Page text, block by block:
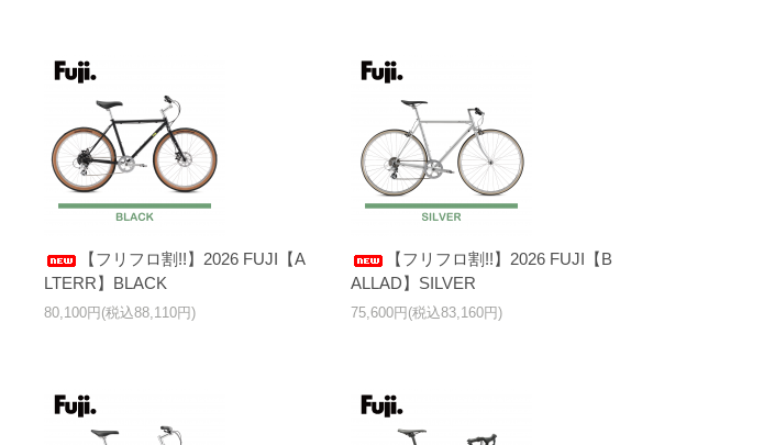
【フリフロ割!!】2026 FUJI【A
LTERR】BLACK
80,100円(税込88,110円)
【フリフロ割!!】2026 FUJI【B
ALLAD】SILVER
75,600円(税込83,160円)